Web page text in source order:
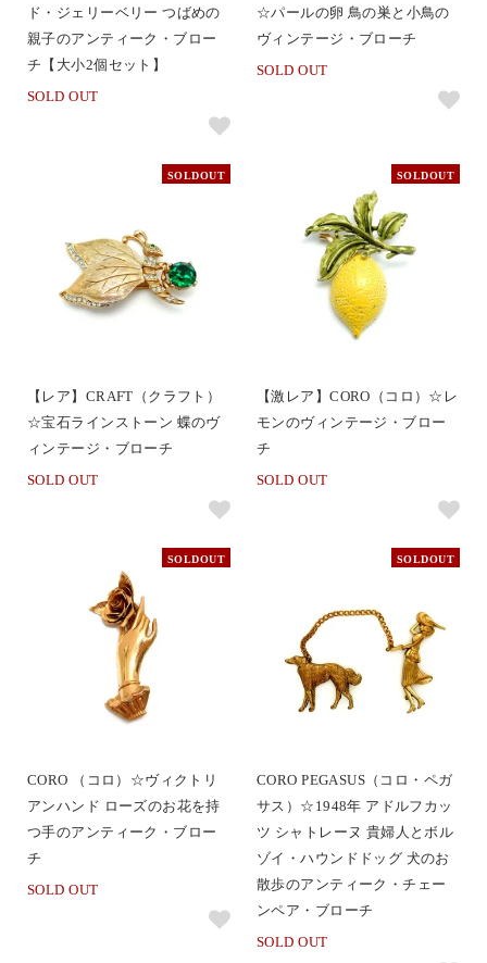
ド・ジェリーベリー つばめの
親子のアンティーク・ブロー
チ【大小2個セット】
SOLD OUT
☆パールの卵 鳥の巣と小鳥の
ヴィンテージ・ブローチ
SOLD OUT
SOLDOUT
【レア】CRAFT（クラフト）
☆宝石ラインストーン 蝶のヴ
ィンテージ・ブローチ
SOLD OUT
SOLDOUT
【激レア】CORO（コロ）☆レ
モンのヴィンテージ・ブロー
チ
SOLD OUT
SOLDOUT
CORO （コロ）☆ヴィクトリ
アンハンド ローズのお花を持
つ手のアンティーク・ブロー
チ
SOLD OUT
SOLDOUT
CORO PEGASUS（コロ・ペガ
サス）☆1948年 アドルフカッ
ツ シャトレーヌ 貴婦人とボル
ゾイ・ハウンドドッグ 犬のお
散歩のアンティーク・チェー
ンペア・ブローチ
SOLD OUT